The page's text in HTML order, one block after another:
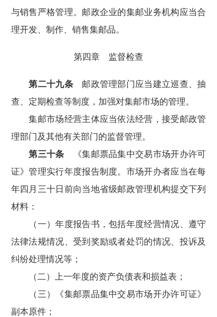
与销售严格管理。邮政企业的集邮业务机构应当合
理开发、制作、销售集邮品。
第四章 监督检查
第二十九条邮政管理部门应当建立巡查、抽
查、定期检查等制度，加强对集邮市场的管理。
集邮市场经营主体应当依法经营，接受邮政管
理部门及其他有关部门的监督管理。
第三十条 《集邮票品集中交易市场开办许可
证》管理实行年度报告制度。市场开办者应当在每
年四月三十日前向当地省级邮政管理机构提交下列
材料：
（一）年度报告书，包括年度经营情况、遵守
法律法规情况、受到奖励或者处罚的情况、投诉及
纠纷处理情况等；
（二）上一年度的资产负债表和损益表；
（三）《集邮票品集中交易市场开办许可证》
副本原件；